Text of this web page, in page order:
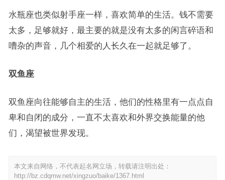
水瓶座也类似射手座一样，喜欢简单的生活。钱不需要
太多，足够就好，最主要的就是没有太多的闲言碎语和
嘈杂的声音，几个相爱的人长久在一起就足够了。
双鱼座
双鱼座向往能够自主的生活，他们的性格里有一点点自
卑和自闭的成分，一直不太喜欢和外界交换能量的他
们，渴望被世界发现。
本文来自网络，不代表起名网立场，转载请注明出处：
http://bz.cdqmw.net/xingzuo/baike/1367.html